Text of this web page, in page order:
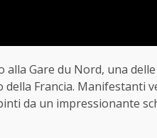
Gare du Nord, una
Francia. Manifestanti
da un impressionante